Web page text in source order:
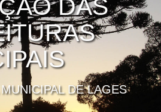
DAS
DE LAGES